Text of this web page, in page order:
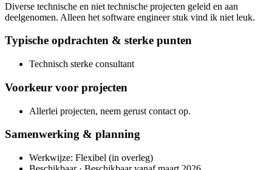
Diverse technische en niet technische projecten geleid en aan
deelgenomen. Alleen het software engineer stuk vind ik niet leuk.
Typische opdrachten & sterke punten
Technisch sterke consultant
Voorkeur voor projecten
Allerlei projecten, neem gerust contact op.
Samenwerking & planning
Werkwijze: Flexibel (in overleg)